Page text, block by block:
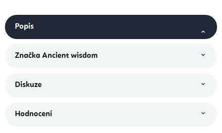
Popis
Značka Ancient wisdom
Diskuze
Hodnocení